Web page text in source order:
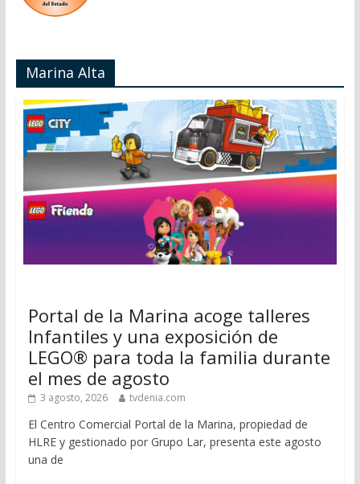
Marina Alta
Portal de la Marina acoge talleres
Infantiles y una exposición de
LEGO® para toda la familia durante
el mes de agosto
3 agosto, 2026 tvdenia.com
El Centro Comercial Portal de la Marina, propiedad de
HLRE y gestionado por Grupo Lar, presenta este agosto
una de